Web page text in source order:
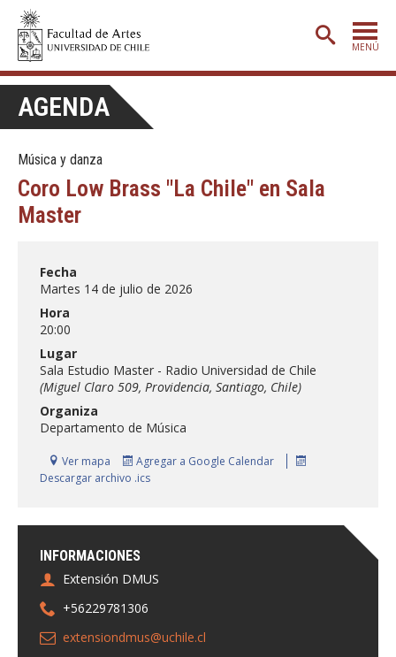
MENÚ
CARRERAS
CREACIÓN
DEPARTAMENTOS
Académicas/os
AGENDA
Música y danza
Coro Low Brass "La Chile" en Sala
Master
INFORMACIONES
Extensión DMUS
+56229781306
extensiondmus@uchile.cl
Fecha
Martes 14 de julio de 2026
Hora
20:00
Lugar
Sala Estudio Master - Radio Universidad de Chile
(Miguel Claro 509, Providencia, Santiago, Chile)
Organiza
Departamento de Música
Ver mapa
Agregar a Google Calendar
Descargar archivo .ics